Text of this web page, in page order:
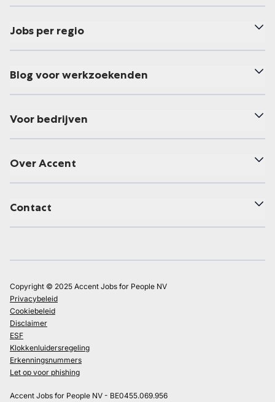
Jobs per regio
Blog voor werkzoekenden
Voor bedrijven
Over Accent
Contact
Copyright © 2025 Accent Jobs for People NV
Privacybeleid
Cookiebeleid
Disclaimer
ESF
Klokkenluidersregeling
Erkenningsnummers
Let op voor phishing
Accent Jobs for People NV - BE0455.069.956